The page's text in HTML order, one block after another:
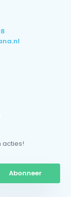
acties!
Abonneer